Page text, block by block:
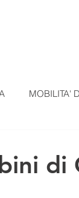
MOBILITA'
di